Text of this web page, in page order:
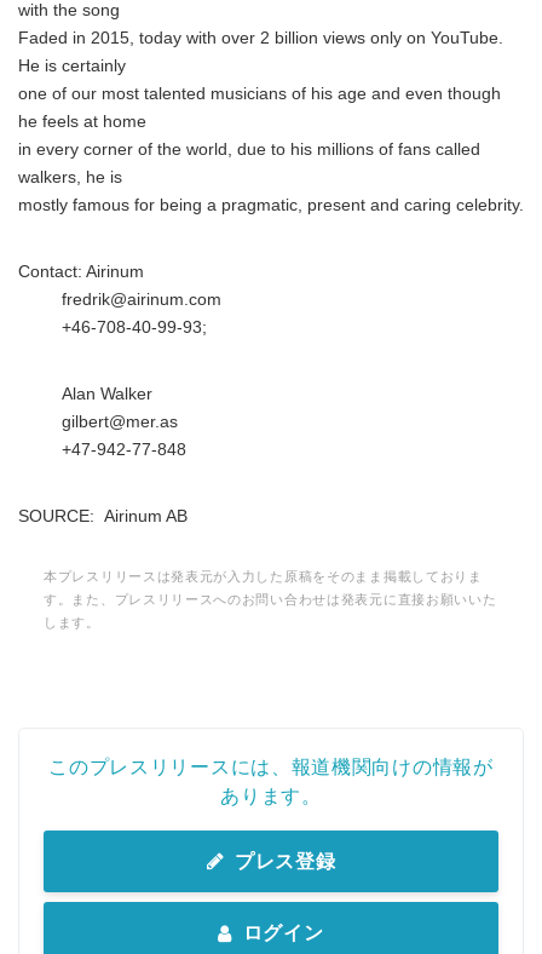
with the song
Faded in 2015, today with over 2 billion views only on YouTube.
He is certainly
one of our most talented musicians of his age and even though
he feels at home
in every corner of the world, due to his millions of fans called
walkers, he is
mostly famous for being a pragmatic, present and caring celebrity.
Contact: Airinum
fredrik@airinum.com
+46-708-40-99-93;
Alan Walker
gilbert@mer.as
+47-942-77-848
SOURCE: Airinum AB
本プレスリリースは発表元が入力した原稿をそのまま掲載しておりま
す。また、プレスリリースへのお問い合わせは発表元に直接お願いいた
します。
このプレスリリースには、報道機関向けの情報が
あります。
プレス登録
ログイン
Japanese
English